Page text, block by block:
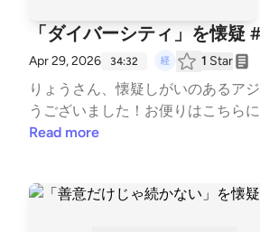
「ダイバーシティ」を懐疑
Apr 29, 2026 34:32 1 Star
りょうさん、懐疑しがいのあるア
うございました！お便りは⁠⁠⁠⁠⁠⁠こちら⁠⁠⁠⁠⁠⁠
想は #経営懐疑 とつけてXでもぜひ
Read more